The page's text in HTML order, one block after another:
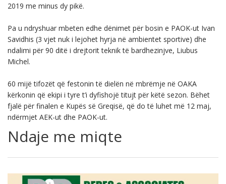
2019 me minus dy pikë.
Pa u ndryshuar mbeten edhe dënimet për bosin e PAOK-ut Ivan
Savidhis (3 vjet nuk i lejohet hyrja në ambientet sportive) dhe
ndalimi për 90 ditë i drejtorit teknik të bardhezinjve, Liubus
Michel.
60 mijë tifozët që festonin të dielën në mbrëmje në OAKA
kërkonin që ekipi i tyre t’i dyfishojë titujt për këtë sezon. Bëhet
fjalë për finalen e Kupës së Greqisë, që do të luhet më 12 maj,
ndërmjet AEK-ut dhe PAOK-ut.
Ndaje me miqte